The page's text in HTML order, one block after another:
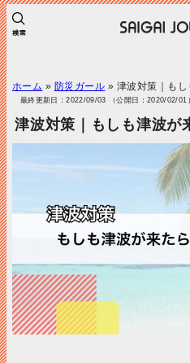
ホーム » 防災ガール » 津波対策｜も
最終更新日：2022/09/03 （公開日：2020/02/01）
津波対策｜もしも津波が